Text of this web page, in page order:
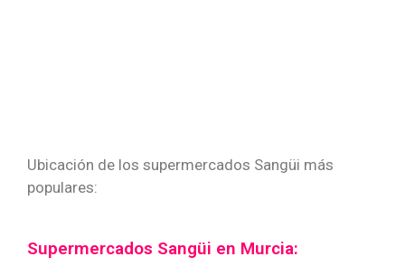
Ubicación de los supermercados Sangüi más
populares:
Supermercados Sangüi en Murcia: